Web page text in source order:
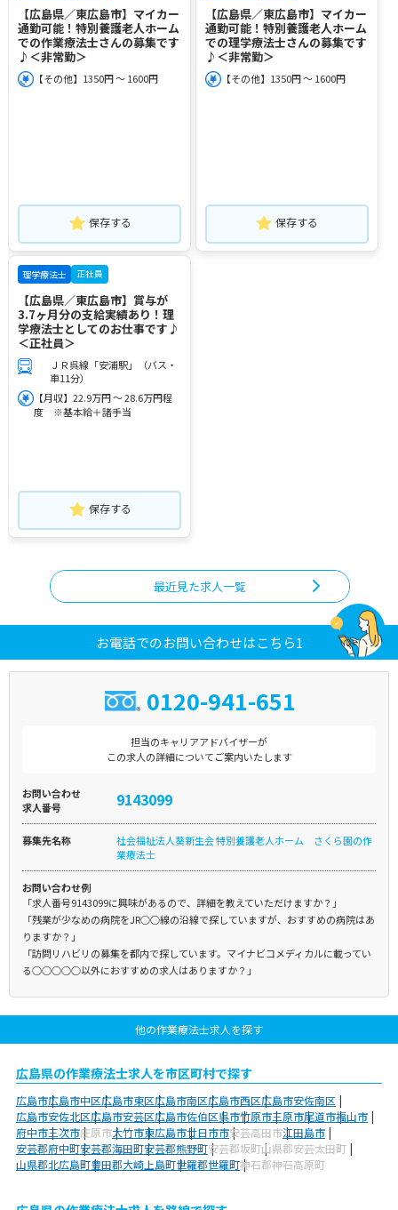
【広島県／東広島市】マイカー
通勤可能！特別養護老人ホーム
での作業療法士さんの募集です
♪＜非常勤＞
【その他】1350円 ～ 1600円
保存する
【広島県／東広島市】マイカー
通勤可能！特別養護老人ホーム
での理学療法士さんの募集です
♪＜非常勤＞
【その他】1350円 ～ 1600円
保存する
理学療法士 正社員
【広島県／東広島市】賞与が
3.7ヶ月分の支給実績あり！理
学療法士としてのお仕事です♪
＜正社員＞
ＪＲ呉線「安浦駅」（バス・
車11分）
【月収】22.9万円 ～ 28.6万円程
度 ※基本給＋諸手当
保存する
最近見た求人一覧
お電話でのお問い合わせはこちら1
0120-941-651
担当のキャリアアドバイザーが
この求人の詳細についてご案内いたします
お問い合わせ
求人番号
9143099
募集先名称
社会福祉法人葵新生会 特別養護老人ホーム さくら園の作
業療法士
お問い合わせ例
「求人番号9143099に興味があるので、詳細を教えていただけますか？」
「残業が少なめの病院をJR○○線の沿線で探していますが、おすすめの病院はあ
りますか？」
「訪問リハビリの募集を都内で探しています。マイナビコメディカルに載ってい
る○○○○○以外におすすめの求人はありますか？」
他の作業療法士求人を探す
広島県の作業療法士求人を市区町村で探す
広島市広島市中区広島市東区広島市南区広島市西区広島市安佐南区
広島市安佐北区広島市安芸区広島市佐伯区呉市竹原市三原市尾道市福山市
府中市三次市庄原市大竹市東広島市廿日市市安芸高田市江田島市
安芸郡府中町安芸郡海田町安芸郡熊野町安芸郡坂町山県郡安芸太田町
山県郡北広島町豊田郡大崎上島町世羅郡世羅町神石郡神石高原町